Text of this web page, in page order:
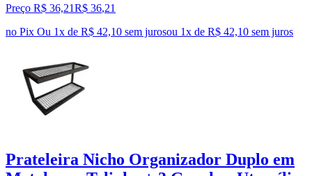
Preço R$ 36,21R$ 36,21
no Pix Ou 1x de R$ 42,10 sem jurosou 1x de R$ 42,10 sem juros
Prateleira Nicho Organizador Duplo em